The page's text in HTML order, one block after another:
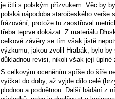
je čtli s polským přízvukem. Věc by
polská nápodoba staročeského verše
frázování, protože tu zaostřoval
třeba teprve dokázat. Z materiálu
celkové závěry se tím však jistě
výzkumu, jakou zvolil Hrabák, bylo
důkladnou revisi, nikoli však její úplné
S celkovým oceněním spíše do šíře
vyčkat do doby, až vyjde dílo celé
plodnou a podnětnou. Další bádání z